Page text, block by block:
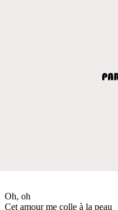
Oh, oh
Cet amour me colle à la peau